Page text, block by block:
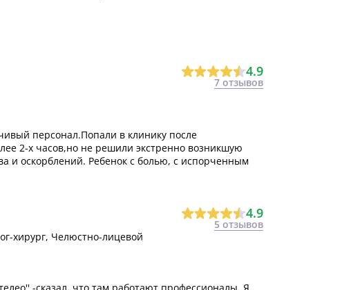
4.9
7 отзывов
персонал.Попали в клинику после
2-х часов,но не решили экстренно возникшую
и оскорблений. Ребенок с болью, с испорченным
4.9
5 отзывов
хирург, Челюстно-лицевой